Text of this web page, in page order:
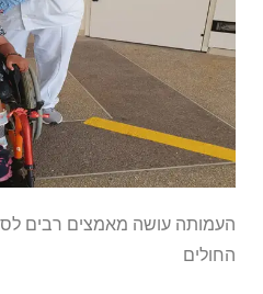
העמותה עושה מאמצים רבים
החולים